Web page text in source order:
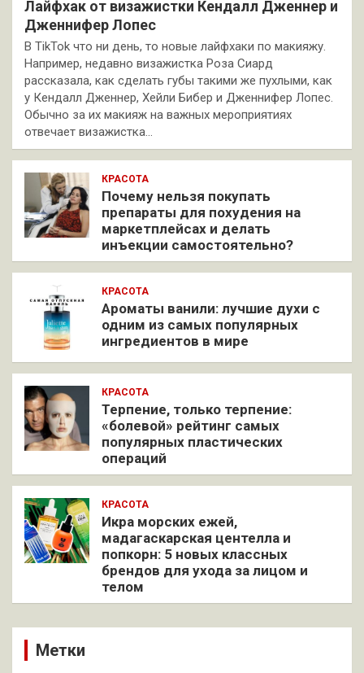
Лайфхак от визажистки Кендалл Дженнер и
Дженнифер Лопес
В TikTok что ни день, то новые лайфхаки по макияжу.
Например, недавно визажистка Роза Сиард
рассказала, как сделать губы такими же пухлыми, как
у Кендалл Дженнер, Хейли Бибер и Дженнифер Лопес.
Обычно за их макияж на важных мероприятиях
отвечает визажистка…
КРАСОТА
Почему нельзя покупать
препараты для похудения на
маркетплейсах и делать
инъекции самостоятельно?
КРАСОТА
Ароматы ванили: лучшие духи с
одним из самых популярных
ингредиентов в мире
КРАСОТА
Терпение, только терпение:
«болевой» рейтинг самых
популярных пластических
операций
КРАСОТА
Икра морских ежей,
мадагаскарская центелла и
попкорн: 5 новых классных
брендов для ухода за лицом и
телом
Метки